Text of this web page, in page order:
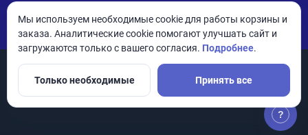
© 2026 ANDPRO / ООО «АНД-Системс»
?
Мы используем необходимые cookie для работы корзины и
заказа. Аналитические cookie помогают улучшать сайт и
загружаются только с вашего согласия. Подробнее.
Только необходимые Принять все